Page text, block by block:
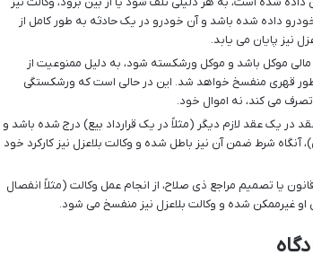
داده شده باشد و آن خودرو در یک حادثه به طور کامل از
نیز پایان می یابد.
موکل باشد و موکل ورشکسته شود، به دلیل ممنوعیت از
قهری منفسخ خواهد شد. این در حالی است که ورشکستگی
می کند، نه اموال خود.
در یک عقد لازم دیگر (مثلاً در یک قرارداد بیع) درج شده باشد و
آنگاه شرط ضمن آن نیز باطل شده و وکالت بلاعزل نیز کارکرد خود
یا تصمیم مراجع ذی صلاح، از انجام عمل وکالت (مثلاً انفصال
غیرممکن شده و وکالت بلاعزل نیز منفسخ می شود.